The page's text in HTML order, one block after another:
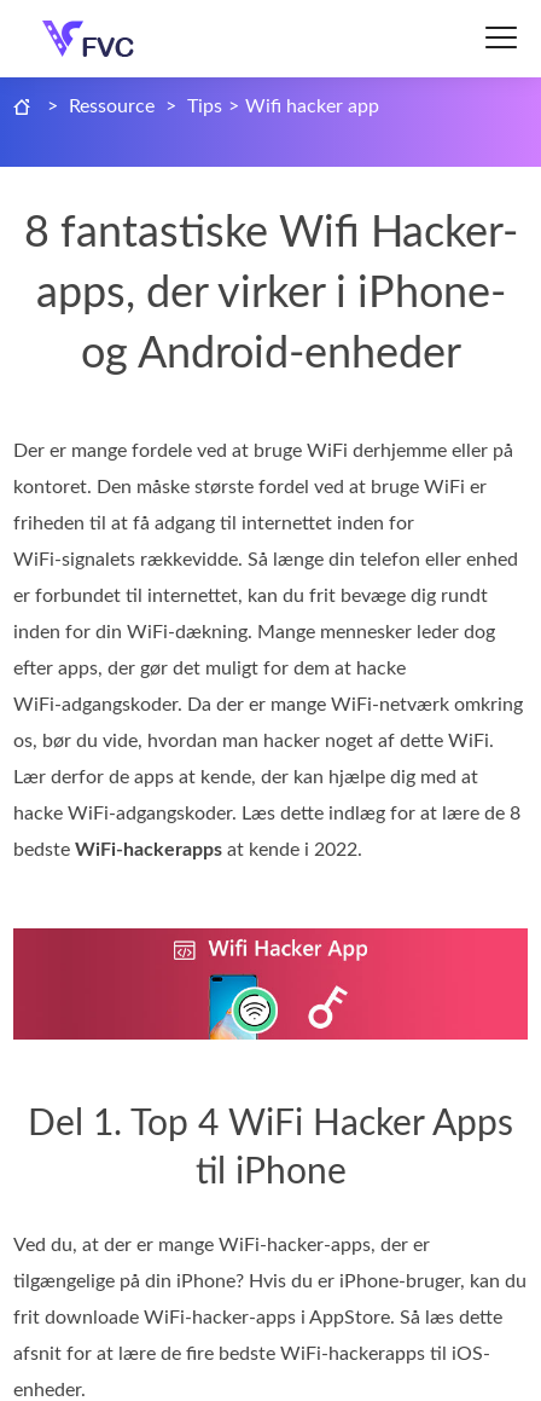
> Ressource > Tips > Wifi hacker app
8 fantastiske Wifi Hacker-
apps, der virker i iPhone-
og Android-enheder
Der er mange fordele ved at bruge WiFi derhjemme eller på
kontoret. Den måske største fordel ved at bruge WiFi er
friheden til at få adgang til internettet inden for
WiFi‑signalets rækkevidde. Så længe din telefon eller enhed
er forbundet til internettet, kan du frit bevæge dig rundt
inden for din WiFi‑dækning. Mange mennesker leder dog
efter apps, der gør det muligt for dem at hacke
WiFi‑adgangskoder. Da der er mange WiFi‑netværk omkring
os, bør du vide, hvordan man hacker noget af dette WiFi.
Lær derfor de apps at kende, der kan hjælpe dig med at
hacke WiFi‑adgangskoder. Læs dette indlæg for at lære de 8
bedsteWiFi‑hackerapps at kende i 2022.
Del 1. Top 4 WiFi Hacker Apps
til iPhone
Ved du, at der er mange WiFi-hacker-apps, der er
tilgængelige på din iPhone? Hvis du er iPhone-bruger, kan du
frit downloade WiFi-hacker-apps i AppStore. Så læs dette
afsnit for at lære de fire bedste WiFi-hackerapps til iOS-
enheder.